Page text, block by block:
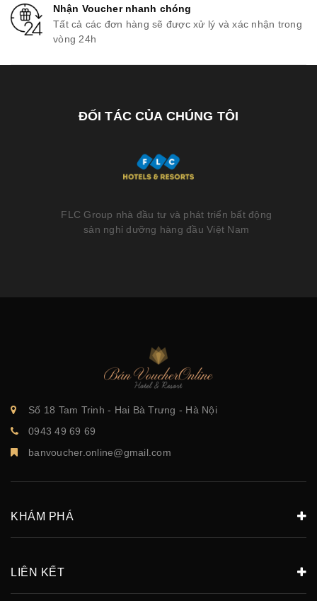
Nhận Voucher nhanh chóng
Tất cả các đơn hàng sẽ được xử lý và xác nhận trong
vòng 24h
ĐỐI TÁC CỦA CHÚNG TÔI
FLC Group nhà đầu tư và phát triển bất động
sản nghỉ dưỡng hàng đầu Việt Nam
Số 18 Tam Trinh - Hai Bà Trưng - Hà Nội
0943 49 69 69
banvoucher.online@gmail.com
KHÁM PHÁ
LIÊN KẾT